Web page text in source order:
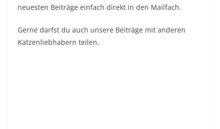
neuesten Beiträge einfach direkt in den Mailfach.
Gerne darfst du auch unsere Beiträge mit anderen
Katzenliebhabern teilen.